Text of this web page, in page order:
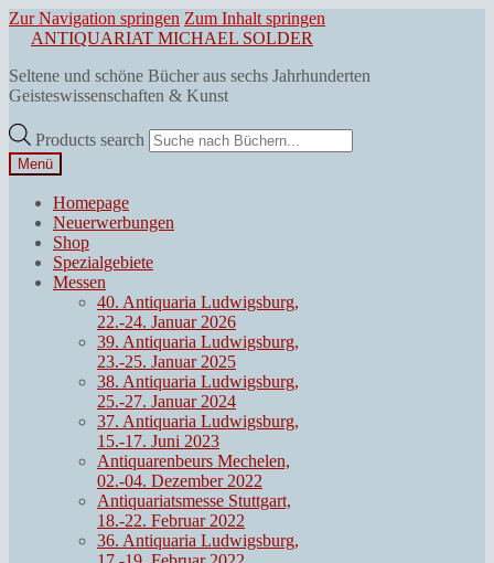
Zur Navigation springen Zum Inhalt springen
ANTIQUARIAT MICHAEL SOLDER
Seltene und schöne Bücher aus sechs Jahrhunderten
Geisteswissenschaften & Kunst
Products search
Menü
Homepage
Neuerwerbungen
Shop
Spezialgebiete
Messen
40. Antiquaria Ludwigsburg,
22.-24. Januar 2026
39. Antiquaria Ludwigsburg,
23.-25. Januar 2025
38. Antiquaria Ludwigsburg,
25.-27. Januar 2024
37. Antiquaria Ludwigsburg,
15.-17. Juni 2023
Antiquarenbeurs Mechelen,
02.-04. Dezember 2022
Antiquariatsmesse Stuttgart,
18.-22. Februar 2022
36. Antiquaria Ludwigsburg,